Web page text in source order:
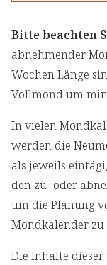
Bitte beachten
abnehmender
Wochen Länge
Vollmond um
In vielen
werden die
als jeweils
den zu- oder
um die Planung
Mondkalender zu
Die Inhalte